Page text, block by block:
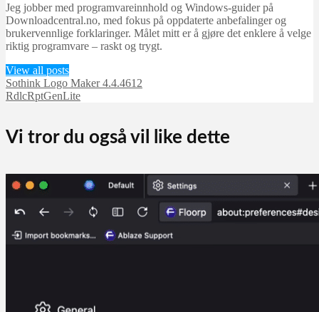
Jeg jobber med programvareinnhold og Windows-guider på
Downloadcentral.no, med fokus på oppdaterte anbefalinger og
brukervennlige forklaringer. Målet mitt er å gjøre det enklere å velge
riktig programvare – raskt og trygt.
View all posts
Sothink Logo Maker 4.4.4612
RdlcRptGenLite
Vi tror du også vil like dette